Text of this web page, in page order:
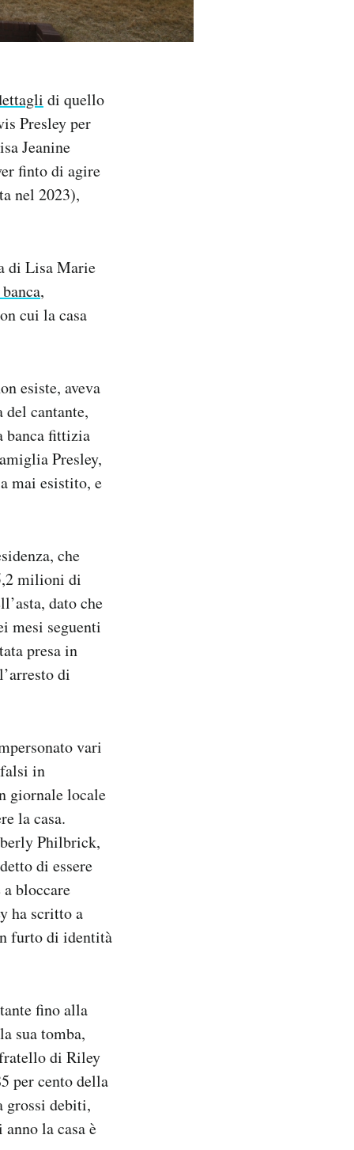
di quello
Presley per
Jeanine
finto di agire
nel 2023),
di Lisa Marie
,
cui la casa
esiste, aveva
cantante,
banca fittizia
Presley,
mai esistito, e
che
milioni di
dato che
mesi seguenti
presa in
di
vari
in
giornale locale
la casa.
Philbrick,
di essere
bloccare
ha scritto a
furto di identità
fino alla
sua tomba,
di Riley
per cento della
grossi debiti,
la casa è